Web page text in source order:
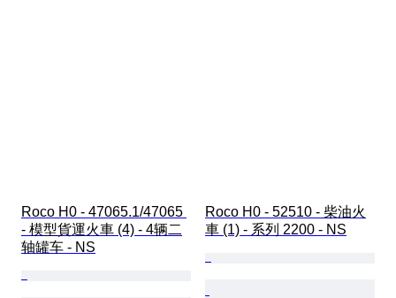
Roco H0 - 47065.1/47065
- 模型貨運火車 (4) - 4辆二
轴罐车 - NS
Roco H0 - 52510 - 柴油火
車 (1) - 系列 2200 - NS